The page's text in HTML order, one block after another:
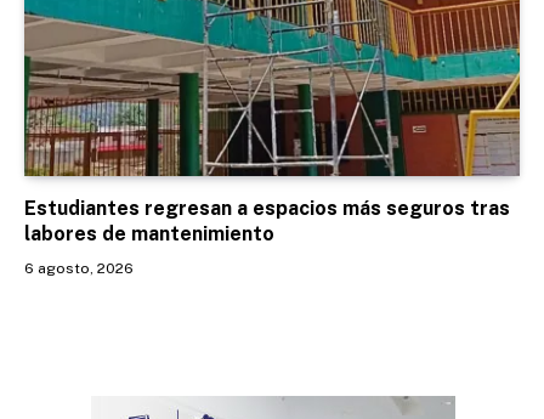
Estudiantes regresan a espacios más seguros tras
labores de mantenimiento
6 agosto, 2026